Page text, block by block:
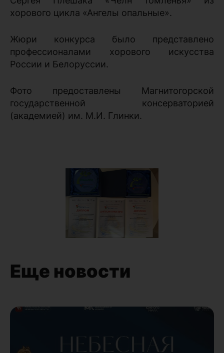
хорового цикла «Ангелы опальные».
Жюри конкурса было представлено
профессионалами хорового искусства
России и Белоруссии.
Фото предоставлены Магнитогорской
государственной консерваторией
(академией) им. М.И. Глинки.
Еще новости